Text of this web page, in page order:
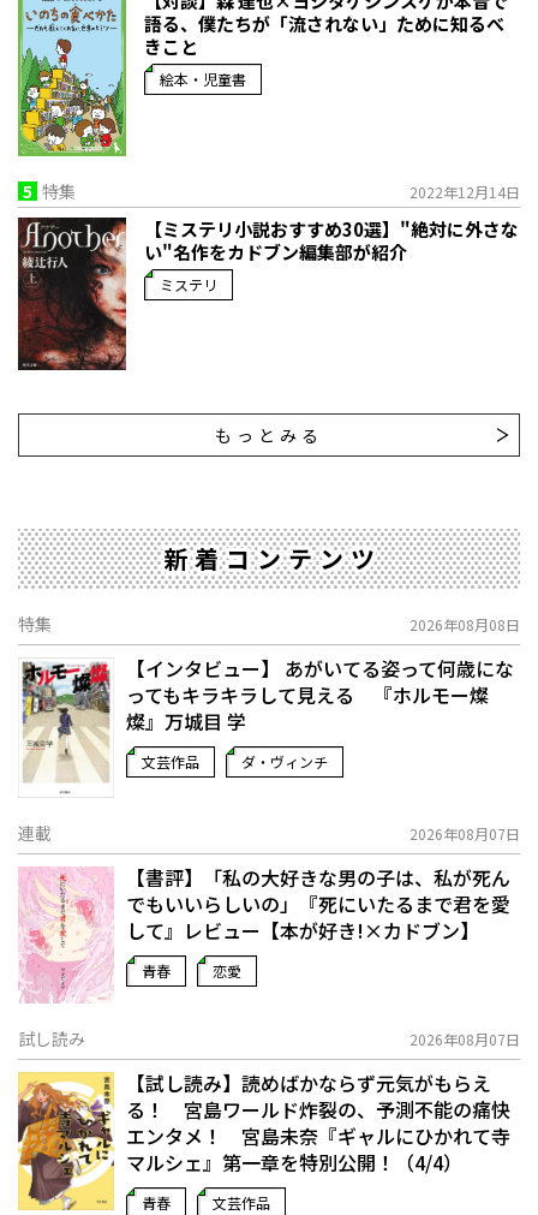
語る、僕たちが「流されない」ために知るべ
きこと
絵本・児童書
5 特集 2022年12月14日
【ミステリ小説おすすめ30選】"絶対に外さな
い"名作をカドブン編集部が紹介
ミステリ
もっとみる
新着コンテンツ
特集 2026年08月08日
【インタビュー】 あがいてる姿って何歳にな
ってもキラキラして見える 『ホルモー燦
燦』万城目 学
文芸作品 ダ・ヴィンチ
連載 2026年08月07日
【書評】「私の大好きな男の子は、私が死ん
でもいいらしいの」――『死にいたるまで君を愛
して』レビュー【本が好き!×カドブン】
青春 恋愛
試し読み 2026年08月07日
【試し読み】読めばかならず元気がもらえ
る！ 宮島ワールド炸裂の、予測不能の痛快
エンタメ！ 宮島未奈『ギャルにひかれて寺
マルシェ』第一章を特別公開！（4/4）
青春 文芸作品